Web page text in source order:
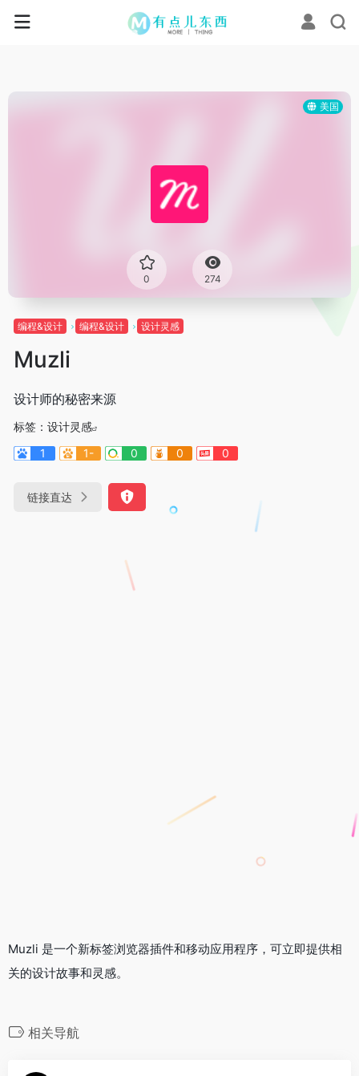
美国
0 274
编程&设计 编程&设计 设计灵感
Muzli
设计师的秘密来源
标签： 设计灵感
1
1- 0 0 0
链接直达
Muzli 是一个新标签浏览器插件和移动应用程序，可立即提供相
关的设计故事和灵感。
相关导航